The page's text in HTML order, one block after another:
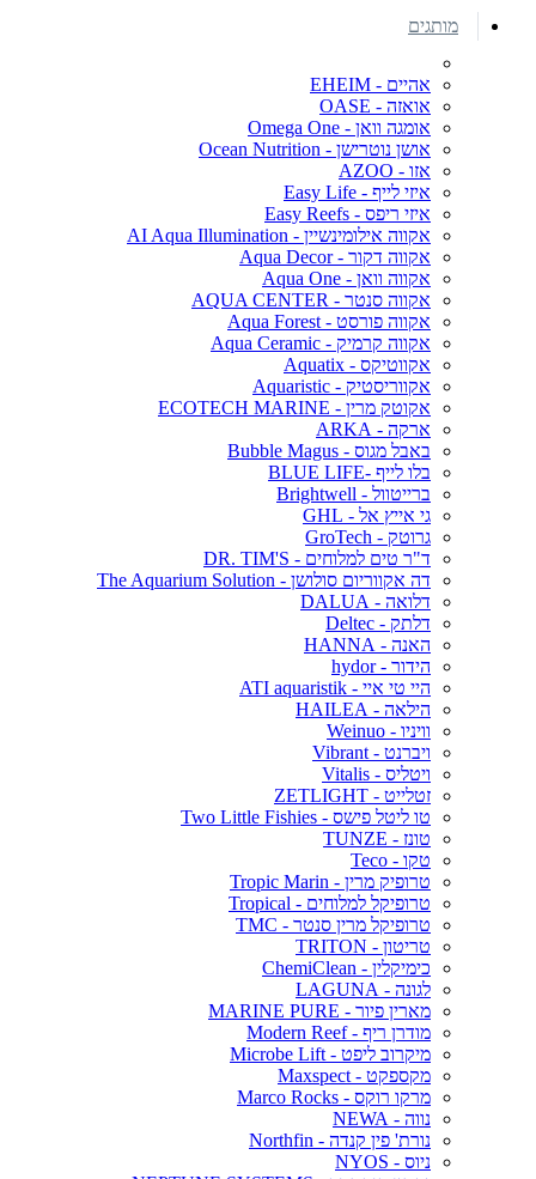
מותגים
אהיים - EHEIM
אואזה - OASE
אומגה וואן - Omega One
אושן נוטרישן - Ocean Nutrition
אזו - AZOO
איזי לייף - Easy Life
איזי ריפס - Easy Reefs
אקווה אילומינשיין - AI Aqua Illumination
אקווה דקור - Aqua Decor
אקווה וואן - Aqua One
אקווה סנטר - AQUA CENTER
אקווה פורסט - Aqua Forest
אקווה קרמיק - Aqua Ceramic
אקווטיקס - Aquatix
אקווריסטיק - Aquaristic
אקוטק מרין - ECOTECH MARINE
ארקה - ARKA
באבל מגוס - Bubble Magus
בלו לייף -BLUE LIFE
ברייטוול - Brightwell
גי אייץ אל - GHL
גרוטק - GroTech
ד"ר טים למלוחים - DR. TIM'S
דה אקווריום סולושן - The Aquarium Solution
דלואה - DALUA
דלתק - Deltec
האנה - HANNA
הידור - hydor
היי טי איי - ATI aquaristik
הילאה - HAILEA
וויניו - Weinuo
ויברנט - Vibrant
ויטליס - Vitalis
זטלייט - ZETLIGHT
טו ליטל פישס - Two Little Fishies
טונז - TUNZE
טקו - Teco
טרופיק מרין - Tropic Marin
טרופיקל למלוחים - Tropical
טרופיקל מרין סנטר - TMC
טריטון - TRITON
כימיקלין - ChemiClean
לגונה - LAGUNA
מארין פיור - MARINE PURE
מודרן ריף - Modern Reef
מיקרוב ליפט - Microbe Lift
מקספקט - Maxspect
מרקו רוקס - Marco Rocks
נווה - NEWA
נורת' פין קנדה - Northfin
ניוס - NYOS